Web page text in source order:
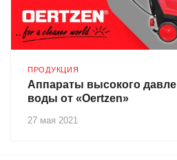
27 мая 2021
ПРОДУКЦИЯ
Аппараты высокого
воды от «Oertzen»